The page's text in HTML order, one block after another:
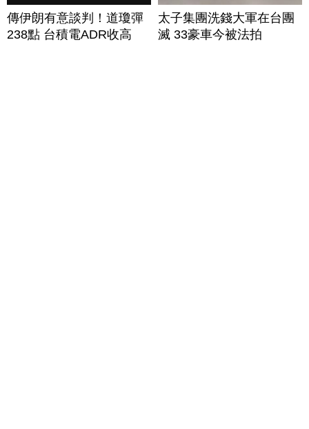
傳伊朗有意談判！道瓊彈
238點 台積電ADR收高
太子集團洗錢大軍在台團
滅 33豪車今被法拍